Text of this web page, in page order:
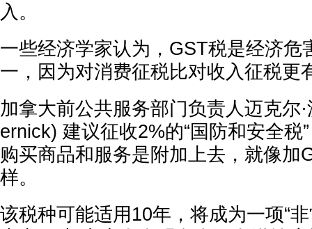
入。
一些经济学家认为，GST税是经济危
一，因为对消费征税比对收入征税更
加拿大前公共服务部门负责人迈克尔
ernick) 建议征收2%的“国防和安全税
购买商品和服务是附加上去，就像加
样。
该税种可能适用10年，将成为一项“